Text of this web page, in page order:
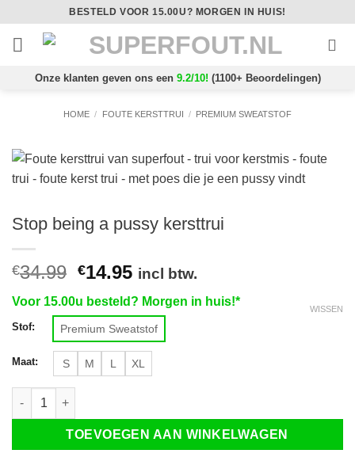
inhoud
BESTELD VOOR 15.00U? MORGEN IN HUIS!
Onze klanten geven ons een 9.2/10! (1100+ Beoordelingen)
HOME / FOUTE KERSTTRUI / PREMIUM SWEATSTOF
Stop being a pussy kersttrui
€34.99 Oorspronkelijke
was:
€34.99.
€14.95Huidige
is:
€14.95.
incl btw.
Voor 15.00u besteld? Morgen in huis!*
Stof: Premium Sweatstof
Maat: S M L XL
WISSEN
Stop being a pussy kersttrui aantal
TOEVOEGEN AAN WINKELWAGEN